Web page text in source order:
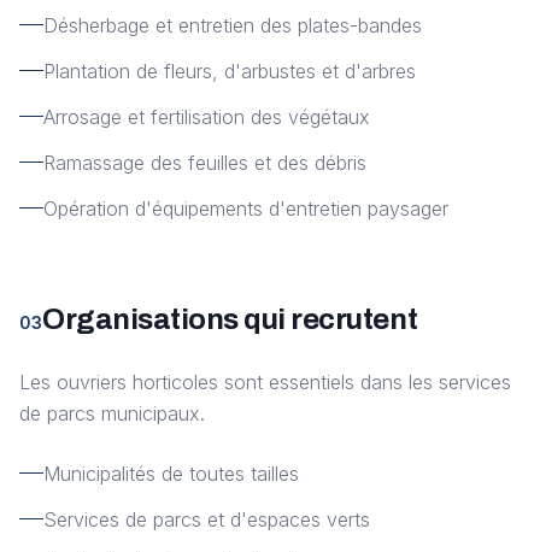
Désherbage et entretien des plates-bandes
Plantation de fleurs, d'arbustes et d'arbres
Arrosage et fertilisation des végétaux
Ramassage des feuilles et des débris
Opération d'équipements d'entretien paysager
03Organisations qui recrutent
Les ouvriers horticoles sont essentiels dans les services
de parcs municipaux.
Municipalités de toutes tailles
Services de parcs et d'espaces verts